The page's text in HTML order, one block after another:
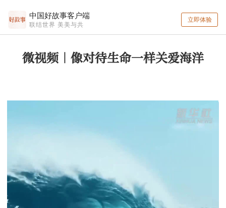
中国好故事客户端
联结世界 美美与共
立即体验
微视频｜像对待生命一样关爱海洋